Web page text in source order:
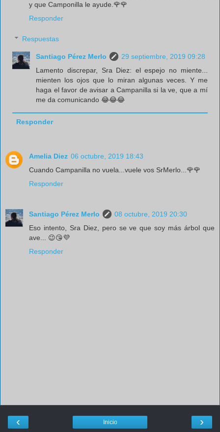
y que Camponilla le ayude.🌹🌹
Responder
Respuestas
Santiago Pérez Merlo
29 septiembre, 2019 09:28
Lamento discrepar, Sra Diez: el espejo no miente...
mienten los ojos que lo miran algunas veces. Y me
haga el favor de avisar a Campanilla si la ve, que a mí
me da comunicando 😂😂😂
Responder
Amelia Diez 06 octubre, 2019 18:43
Cuando Campanilla no vuela...vuele vos SrMerlo...🌹🌹
Responder
Santiago Pérez Merlo
08 octubre, 2019 20:30
Eso intento, Sra Diez, pero se ve que soy más árbol que
ave... 😉😘💜
Responder
‹ ›
Inicio